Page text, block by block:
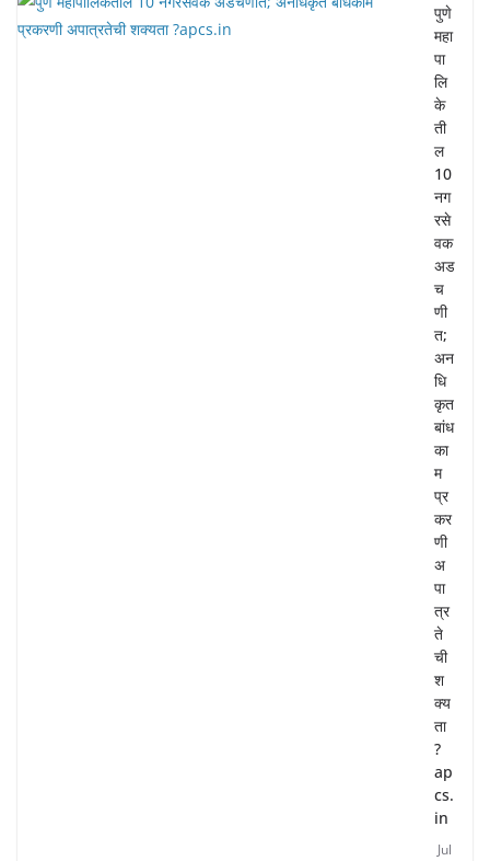
पुणे
महा
पा
लि
के
ती
ल
10
नग
रसे
वक
अड
च
णी
त;
अन
धि
कृत
बांध
का
म
प्र
कर
णी
अ
पा
त्र
ते
ची
श
क्य
ता
?
ap
cs.
in
Jul